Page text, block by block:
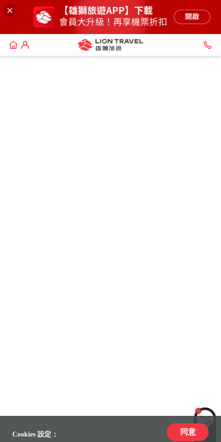
LiLi
Cookies 設定： 同意